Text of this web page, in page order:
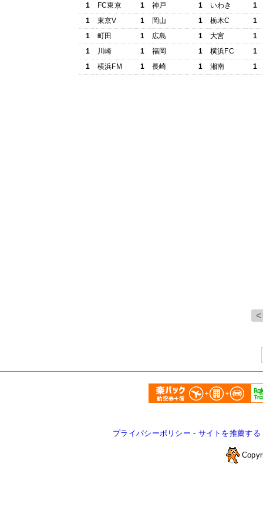
1
FC東京 1
神戸
1
東京V 1
岡山
1
町田 1
広島
1
川崎 1
福岡
1
横浜FM 1 長崎
1
いわき
1
1
栃木C
1
1
大宮
1
1
横浜FC
1
1
湘南 1
プライバシーポリシー - サイトを推薦する